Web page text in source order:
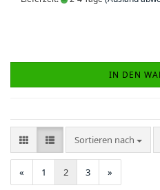
IN DEN
Sortieren nach
Sortieren nach
« 1 2 3 »